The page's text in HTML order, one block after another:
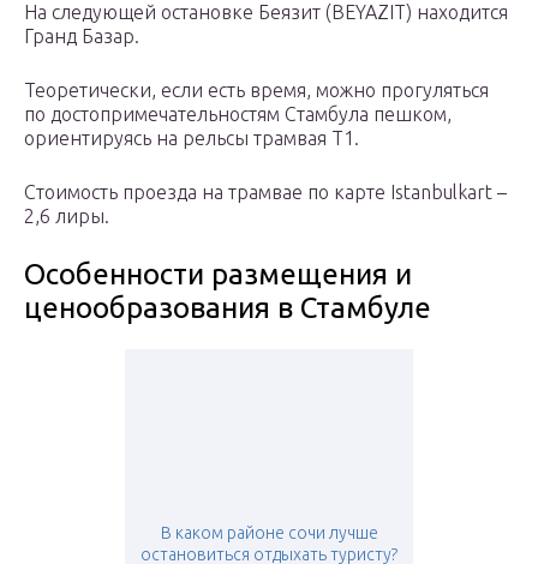
На следующей остановке Беязит (BEYAZIT) находится
Гранд Базар.
Теоретически, если есть время, можно прогуляться
по достопримечательностям Стамбула пешком,
ориентируясь на рельсы трамвая Т1.
Стоимость проезда на трамвае по карте Istanbulkart –
2,6 лиры.
Особенности размещения и
ценообразования в Стамбуле
В каком районе сочи лучше
остановиться отдыхать туристу?